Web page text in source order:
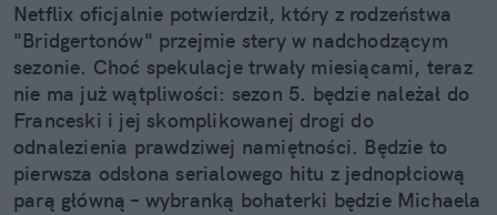
Netflix oficjalnie potwierdził, który z rodzeństwa
"Bridgertonów" przejmie stery w nadchodzącym
sezonie. Choć spekulacje trwały miesiącami, teraz
nie ma już wątpliwości: sezon 5. będzie należał do
Franceski i jej skomplikowanej drogi do
odnalezienia prawdziwej namiętności. Będzie to
pierwsza odsłona serialowego hitu z jednopłciową
parą główną – wybranką bohaterki będzie Michaela